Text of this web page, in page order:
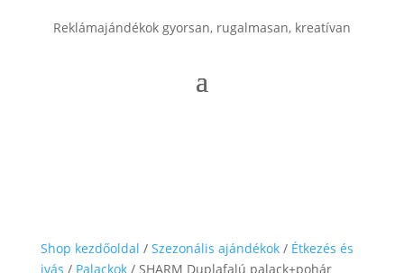
Reklámajándékok gyorsan, rugalmasan, kreatívan
Shop kezdőoldal / Szezonális ajándékok/ Étkezés és
ivás / Palackok/ SHARM Duplafalú palack+pohár